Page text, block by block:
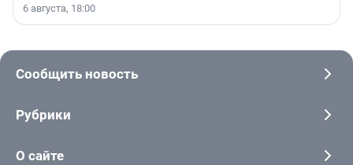
6 августа, 18:00
Сообщить новость
Рубрики
О сайте